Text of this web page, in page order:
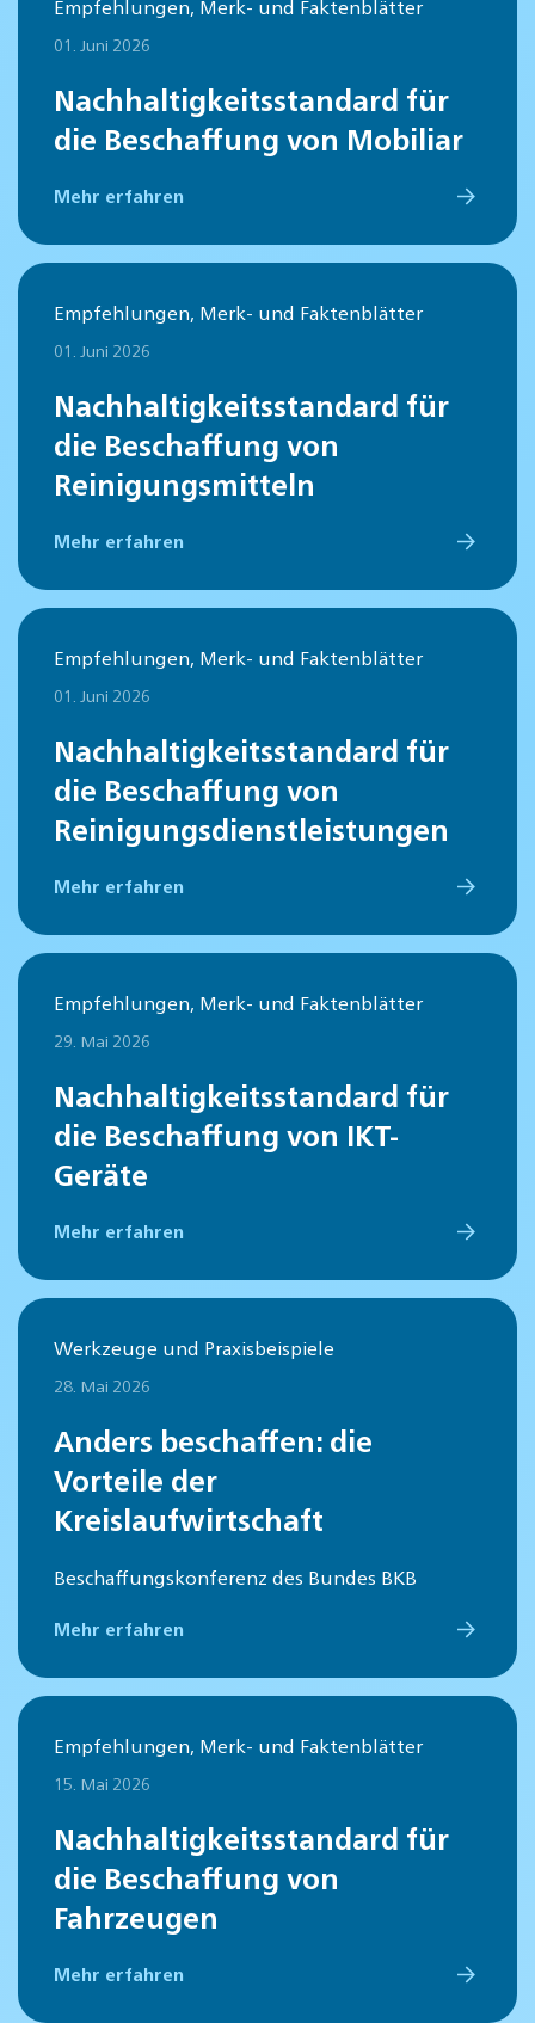
Empfehlungen, Merk- und Faktenblätter
01. Juni 2026
Nachhaltigkeitsstandard für
die Beschaffung von Mobiliar
Mehr erfahren
Empfehlungen, Merk- und Faktenblätter
01. Juni 2026
Nachhaltigkeitsstandard für
die Beschaffung von
Reinigungsmitteln
Mehr erfahren
Empfehlungen, Merk- und Faktenblätter
01. Juni 2026
Nachhaltigkeitsstandard für
die Beschaffung von
Reinigungsdienstleistungen
Mehr erfahren
Empfehlungen, Merk- und Faktenblätter
29. Mai 2026
Nachhaltigkeitsstandard für
die Beschaffung von IKT-
Geräte
Mehr erfahren
Werkzeuge und Praxisbeispiele
28. Mai 2026
Anders beschaffen: die
Vorteile der
Kreislaufwirtschaft
Beschaffungskonferenz des Bundes BKB
Mehr erfahren
Empfehlungen, Merk- und Faktenblätter
15. Mai 2026
Nachhaltigkeitsstandard für
die Beschaffung von
Fahrzeugen
Mehr erfahren